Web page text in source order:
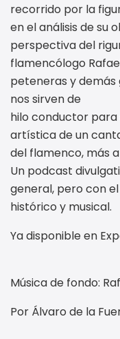
recorrido por la
en el análisis de su
perspectiva del
flamencólogo
peteneras y demás
nos sirven de
hilo conductor
artística de un
del flamenco, más
Un podcast
general, pero con
histórico y musical.
Ya disponible en
Música de fondo:
Por Álvaro de la